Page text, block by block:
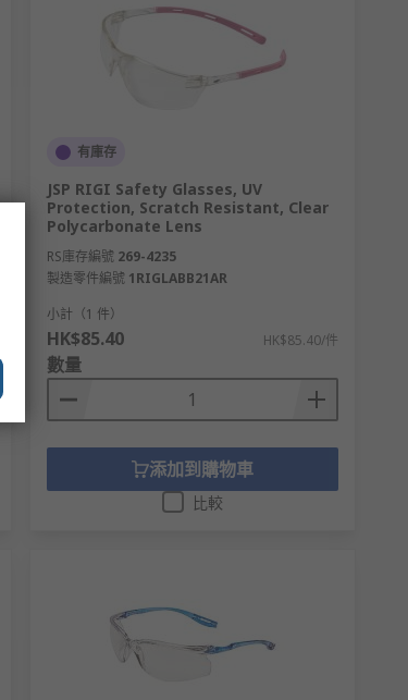
有庫存
JSP RIGI Safety Glasses, UV
Protection, Scratch Resistant, Clear
Polycarbonate Lens
RS庫存編號 269-4235
製造零件編號 1RIGLABB21AR
小計（1 件）
HK$85.40 HK$85.40/件
數量
添加到購物車
比較